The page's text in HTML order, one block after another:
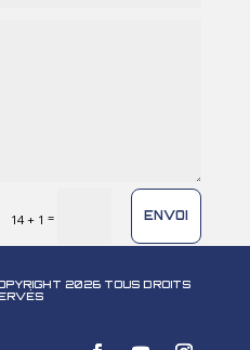
14 + 1 = ENVOI
2026 TOUS DROITS